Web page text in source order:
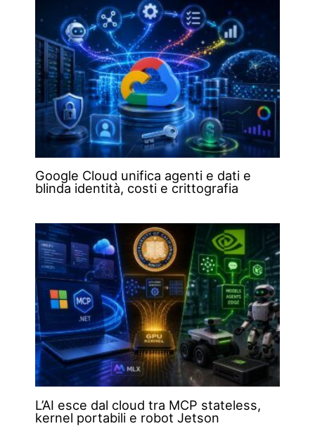
Google Cloud unifica agenti e dati e
blinda identità, costi e crittografia
L’AI esce dal cloud tra MCP stateless,
kernel portabili e robot Jetson